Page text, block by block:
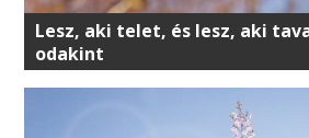
Lesz, aki telet, és lesz, aki
odakint